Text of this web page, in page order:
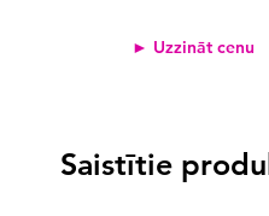
► Uzzināt cenu
Saistītie